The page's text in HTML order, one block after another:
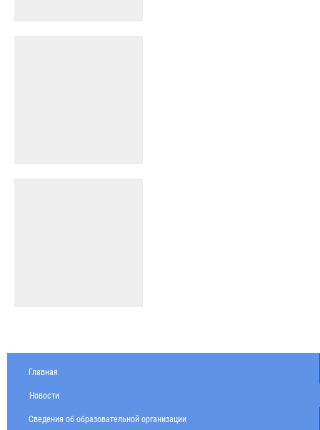
Главная
Новости
Сведения об образовательной организации